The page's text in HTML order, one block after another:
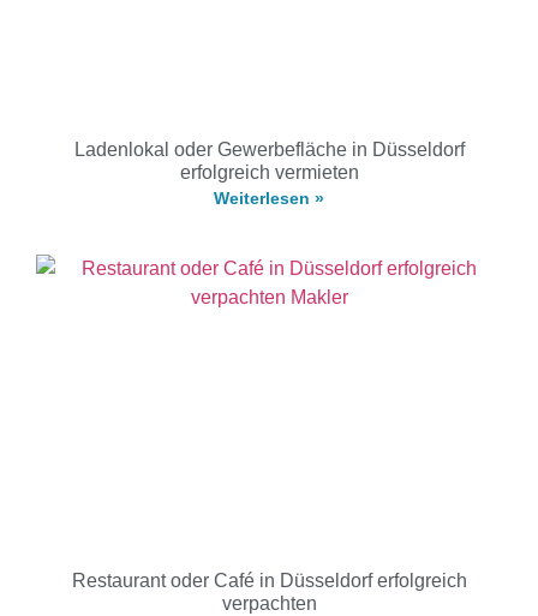
Ladenlokal oder Gewerbefläche in Düsseldorf
erfolgreich vermieten
Weiterlesen »
Restaurant oder Café in Düsseldorf erfolgreich
verpachten